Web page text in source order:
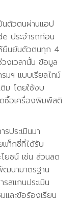
นตัวตนผ่านแอป
ประจำรถก่อน
ห้ยืนยันตัวตนทุก 4
งเวลานั้น ข้อมูล
มฯ แบบเรียลไทม์
ม โดยใช้งบ
ซื้อเครื่องพิมพ์สติ
ประเมินมา
ท็กซี่ที่ได้รับ
ยชน์ เช่น ส่วนลด
ฒนามาตรฐาน
สแกนประเมิน
ละข้อร้องเรียน